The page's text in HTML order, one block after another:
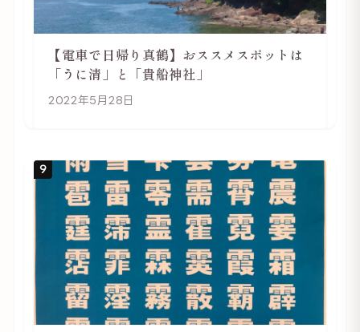
【電車で日帰り真鶴】おススメスポットは
「うに清」と「貴船神社」
2022年5月28日
9